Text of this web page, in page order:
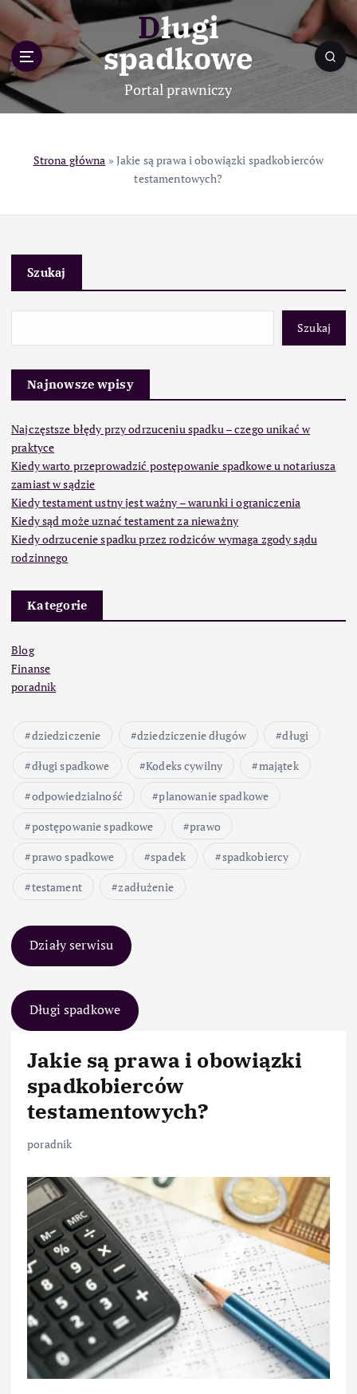
p
o
c
Długi
spadkowe
Portal prawniczy
Strona główna » Jakie są prawa i obowiązki spadkobierców
testamentowych?
Szukaj
Szukaj
Najnowsze wpisy
Najczęstsze błędy przy odrzuceniu spadku – czego unikać w
praktyce
Kiedy warto przeprowadzić postępowanie spadkowe u notariusza
zamiast w sądzie
Kiedy testament ustny jest ważny – warunki i ograniczenia
Kiedy sąd może uznać testament za nieważny
Kiedy odrzucenie spadku przez rodziców wymaga zgody sądu
rodzinnego
Kategorie
Blog
Finanse
poradnik
dziedziczenie dziedziczenie długów
długi
długi spadkowe
Kodeks cywilny
majątek
odpowiedzialność
planowanie spadkowe
postępowanie spadkowe
prawo
prawo spadkowe
spadek
spadkobiercy
testament
zadłużenie
Działy serwisu
Długi spadkowe
Jakie są prawa i obowiązki
spadkobierców
testamentowych?
poradnik